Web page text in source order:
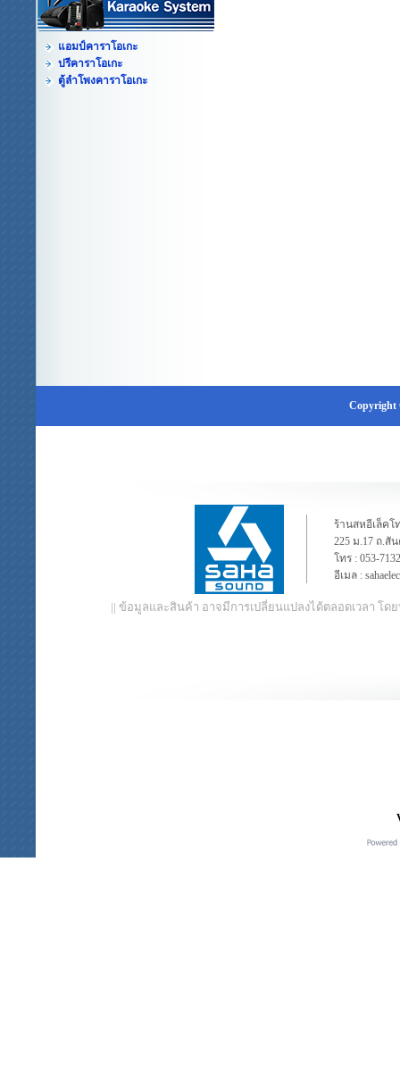
แอมป์คาราโอเกะ
ปรีคาราโอเกะ
ตู้ลำโพงคาราโอเกะ
Copyright
ร้านสหอีเล็คโ
225 ม.17 ถ.สั
โทร : 053-
อีเมล :
|| ข้อมูลและสินค้า อาจมีการเปลี่ยนแปลงได้ตลอดเวลา โ